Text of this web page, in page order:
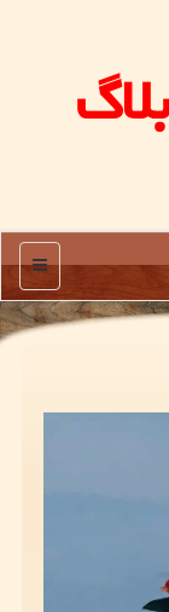
منو